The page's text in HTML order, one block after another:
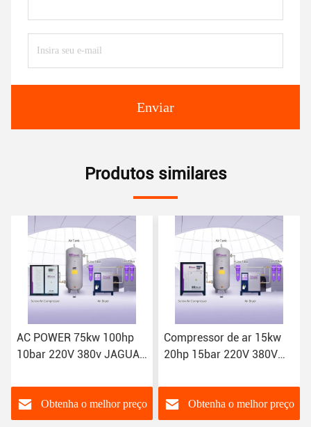
Enviar
Produtos similares
Compressor de ar 15kw
20hp 15bar 220V 380V
eléctrica rotativa JAGUAR
mini máquinas tipo
parafuso industrial
Obtenha o melhor preço
15kw 20hp 8bar 220V
60hz 380V 50hz
industrial de alta pressão
de parafuso
Obtenha o melhor preço